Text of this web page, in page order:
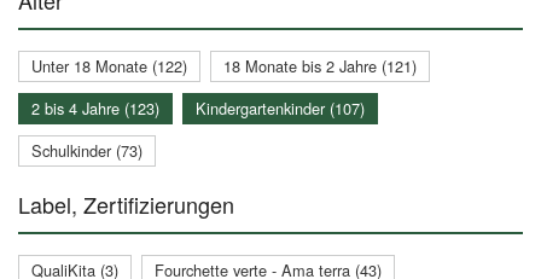
Unter 18 Monate (122)
18 Monate bis 2 Jahre (121)
2 bis 4 Jahre (123)
Kindergartenkinder (107)
Schulkinder (73)
Label, Zertifizierungen
QualiKita (3)
Fourchette verte - Ama terra (43)